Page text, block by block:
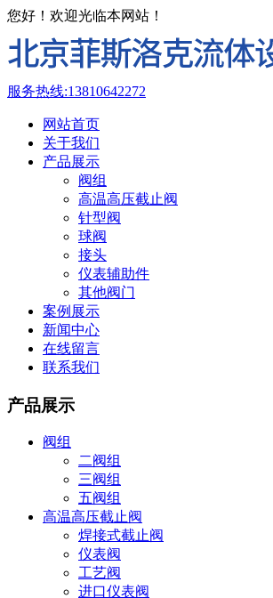
您好！欢迎光临本网站！
服务热线:13810642272
网站首页
关于我们
产品展示
阀组
高温高压截止阀
针型阀
球阀
接头
仪表辅助件
其他阀门
案例展示
新闻中心
在线留言
联系我们
产品展示
阀组
二阀组
三阀组
五阀组
高温高压截止阀
焊接式截止阀
仪表阀
工艺阀
进口仪表阀